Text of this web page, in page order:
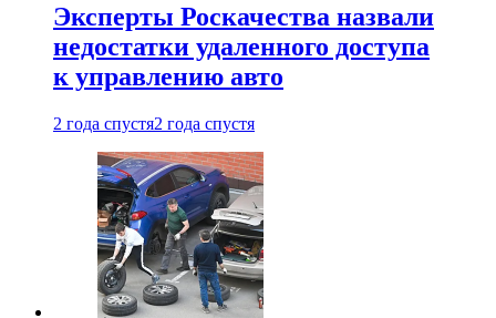
Эксперты Роскачества назвали
недостатки удаленного доступа
к управлению авто
2 года спустя2 года спустя